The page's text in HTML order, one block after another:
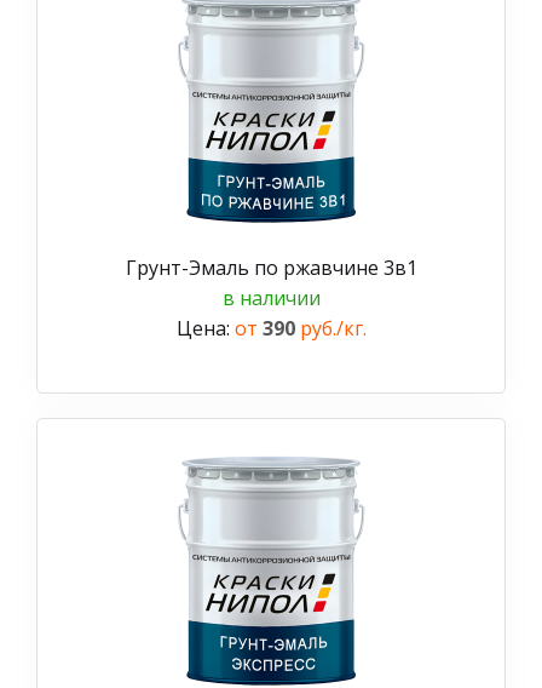
Грунт-Эмаль по ржавчине 3в1
в наличии
Цена: от 390руб./кг.